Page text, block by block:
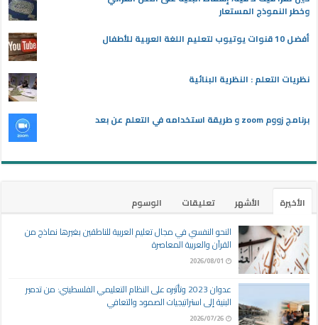
وخطر النموذج المستعار
أفضل 10 قنوات يوتيوب لتعليم اللغة العربية للأطفال
نظريات التعلم : النظرية البنائية
برنامج زووم zoom و طريقة استخدامه في التعلم عن بعد
الأخيرة الأشهر تعليقات
الوسوم
النحو النفسي في مجال تعليم العربية للناطقين بغيرها نماذج من
القرآن والعربية المعاصرة
2026/08/01
عدوان 2023 وتأثيره على النظام التعليمي الفلسطيني: من تدمير
البنية إلى استراتيجيات الصمود والتعافي
2026/07/26